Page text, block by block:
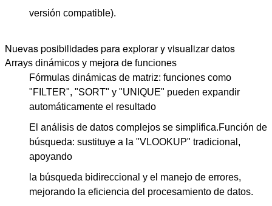
versión compatible).
Nuevas posibilidades para explorar y visualizar datos
Arrays dinámicos y mejora de funciones
Fórmulas dinámicas de matriz: funciones como
"FILTER", "SORT" y "UNIQUE" pueden expandir
automáticamente el resultado
El análisis de datos complejos se simplifica.Función de
búsqueda: sustituye a la "VLOOKUP" tradicional,
apoyando
la búsqueda bidireccional y el manejo de errores,
mejorando la eficiencia del procesamiento de datos.